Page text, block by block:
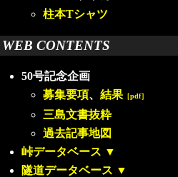
柱本Tシャツ
WEB CONTENTS
50号記念企画
募集要項、 結果 ［pdf］
三島文書抜粋
過去記事地図
峠データベース ▼
隧道データベース ▼